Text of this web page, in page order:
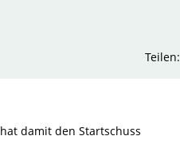
Teilen:
damit den Startschuss